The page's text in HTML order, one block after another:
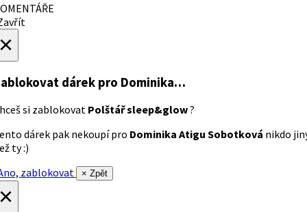
dárek pro Dominika…
si zablokovat Polštář sleep&glow?
dárek pak nekoupí pro Dominika Atigu Sobotková nikdo
ty :)
zablokovat
× Zpět